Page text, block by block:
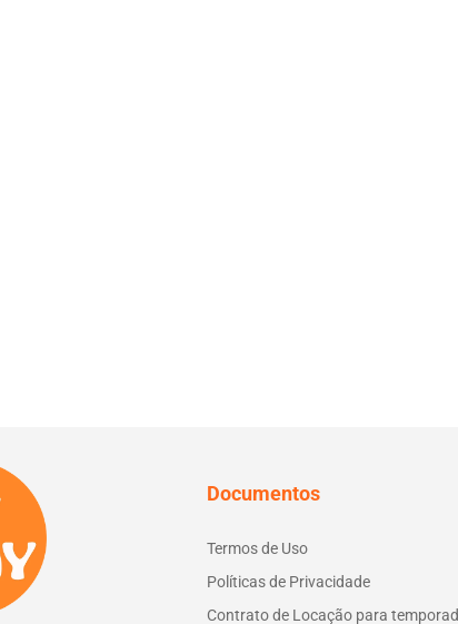
Documentos
Termos de Uso
Políticas de Privacidade
Contrato de Locação para